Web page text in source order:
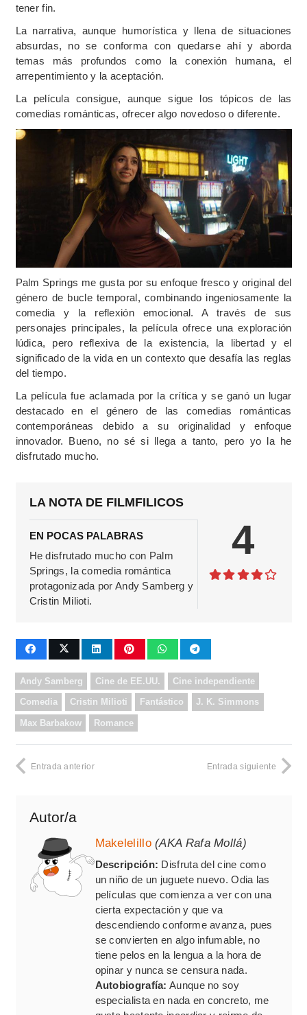
tener fin.
La narrativa, aunque humorística y llena de situaciones
absurdas, no se conforma con quedarse ahí y aborda
temas más profundos como la conexión humana, el
arrepentimiento y la aceptación.
La película consigue, aunque sigue los tópicos de las
comedias románticas, ofrecer algo novedoso o diferente.
Palm Springs me gusta por su enfoque fresco y original del
género de bucle temporal, combinando ingeniosamente la
comedia y la reflexión emocional. A través de sus
personajes principales, la película ofrece una exploración
lúdica, pero reflexiva de la existencia, la libertad y el
significado de la vida en un contexto que desafía las reglas
del tiempo.
La película fue aclamada por la crítica y se ganó un lugar
destacado en el género de las comedias románticas
contemporáneas debido a su originalidad y enfoque
innovador. Bueno, no sé si llega a tanto, pero yo la he
disfrutado mucho.
LA NOTA DE FILMFILICOS
EN POCAS PALABRAS
He disfrutado mucho con Palm
Springs, la comedia romántica
protagonizada por Andy Samberg y
Cristin Milioti.
4
Andy Samberg Cine de EE.UU. Cine independiente
Comedia Cristin Milioti Fantástico J. K. Simmons
Max Barbakow Romance
Entrada anterior Entrada siguiente
Autor/a
Makelelillo (AKA Rafa Mollá)
Descripción: Disfruta del cine como
un niño de un juguete nuevo. Odia las
películas que comienza a ver con una
cierta expectación y que va
descendiendo conforme avanza, pues
se convierten en algo infumable, no
tiene pelos en la lengua a la hora de
opinar y nunca se censura nada.
Autobiografía: Aunque no soy
especialista en nada en concreto, me